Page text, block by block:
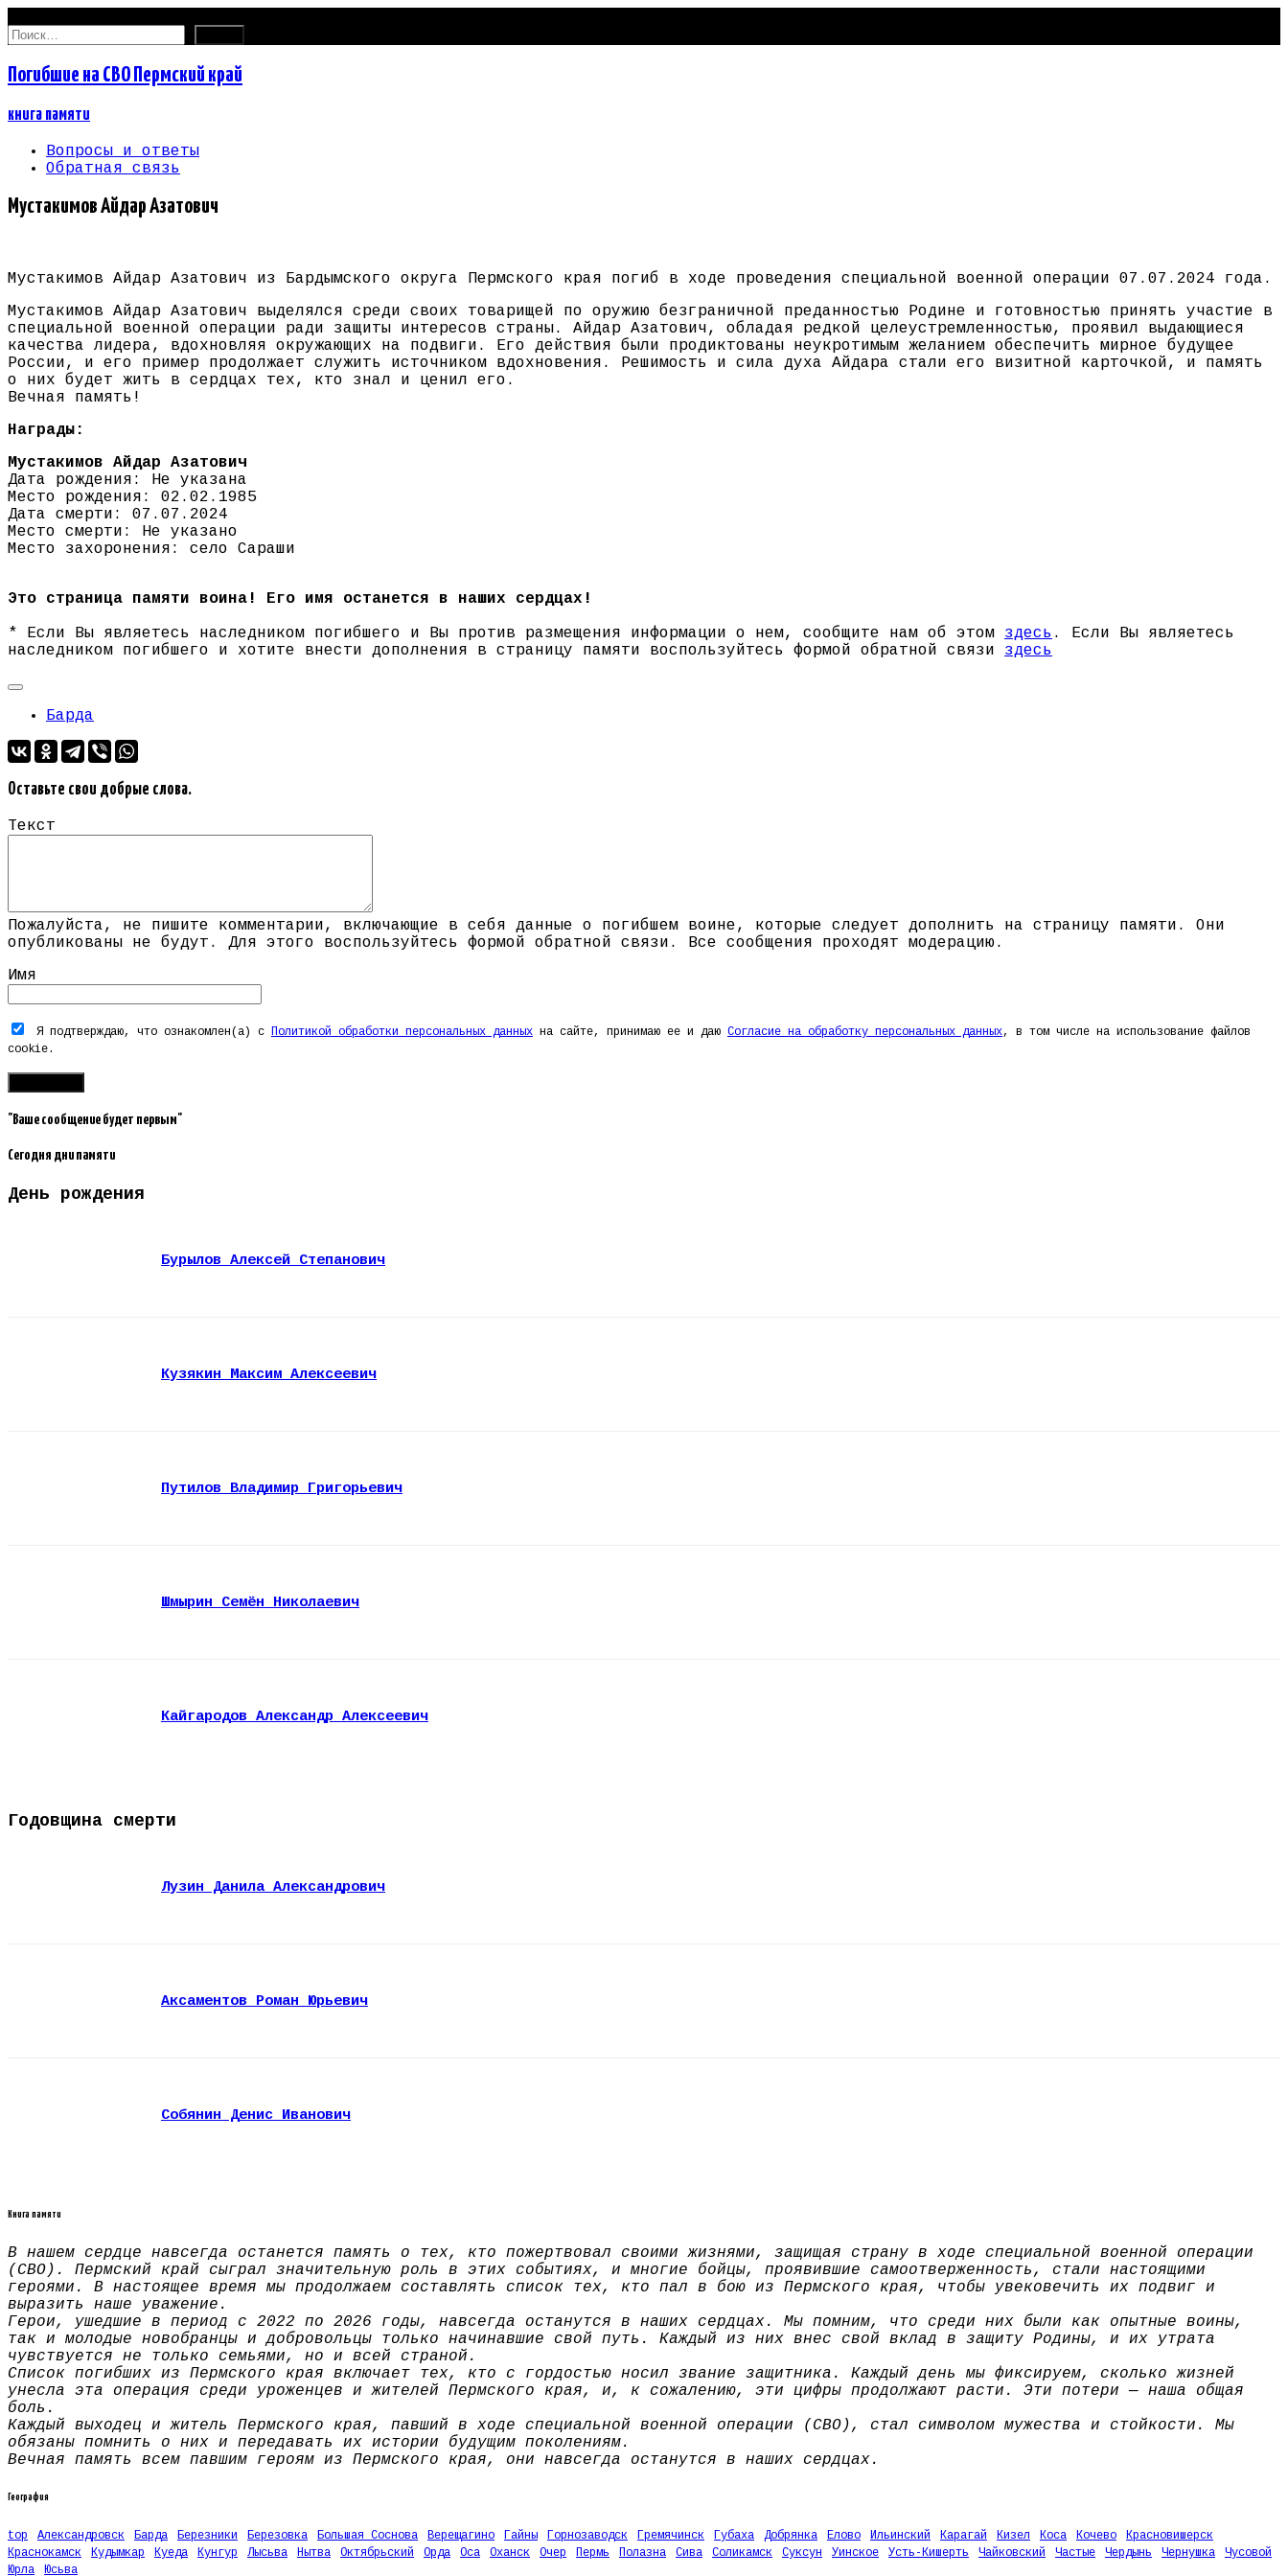
Найти:
Погибшие на СВО Пермский край
книга памяти
Вопросы и ответы
Обратная связь
Мустакимов Айдар Азатович
Мустакимов Айдар Азатович из Бардымского округа Пермского края погиб в ходе проведения специальной военной операции 07.07.2024 года.
Мустакимов Айдар Азатович выделялся среди своих товарищей по оружию безграничной преданностью Родине и готовностью принять участие в
специальной военной операции ради защиты интересов страны. Айдар Азатович, обладая редкой целеустремленностью, проявил выдающиеся
качества лидера, вдохновляя окружающих на подвиги. Его действия были продиктованы неукротимым желанием обеспечить мирное будущее
России, и его пример продолжает служить источником вдохновения. Решимость и сила духа Айдара стали его визитной карточкой, и память
о них будет жить в сердцах тех, кто знал и ценил его.
Вечная память!
Награды:
Мустакимов Айдар Азатович
Дата рождения: Не указана
Место рождения: 02.02.1985
Дата смерти: 07.07.2024
Место смерти: Не указано
Место захоронения: село Сараши
Это страница памяти воина! Его имя останется в наших сердцах!
* Если Вы являетесь наследником погибшего и Вы против размещения информации о нем, сообщите нам об этом здесь . Если Вы являетесь
наследником погибшего и хотите внести дополнения в страницу памяти воспользуйтесь формой обратной связи здесь
Барда
Оставьте свои добрые слова.
Текст
Пожалуйста, не пишите комментарии, включающие в себя данные о погибшем воине, которые следует дополнить на страницу памяти. Они
опубликованы не будут. Для этого воспользуйтесь формой обратной связи. Все сообщения проходят модерацию.
Имя
Я подтверждаю, что ознакомлен(а) с Политикой обработки персональных данных на сайте, принимаю ее и даю Согласие на обработку персональных данных, в том числе на использование файлов
cookie.
"Ваше сообщение будет первым"
Сегодня дни памяти
День рождения
Бурылов Алексей Степанович
Кузякин Максим Алексеевич
Путилов Владимир Григорьевич
Шмырин Семён Николаевич
Кайгародов Александр Алексеевич
Годовщина смерти
Лузин Данила Александрович
Аксаментов Роман Юрьевич
Собянин Денис Иванович
Книга памяти
В нашем сердце навсегда останется память о тех, кто пожертвовал своими жизнями, защищая страну в ходе специальной военной операции
(СВО). Пермский край сыграл значительную роль в этих событиях, и многие бойцы, проявившие самоотверженность, стали настоящими
героями. В настоящее время мы продолжаем составлять список тех, кто пал в бою из Пермского края, чтобы увековечить их подвиг и
выразить наше уважение.
Герои, ушедшие в период с 2022 по 2026 годы, навсегда останутся в наших сердцах. Мы помним, что среди них были как опытные воины,
так и молодые новобранцы и добровольцы только начинавшие свой путь. Каждый из них внес свой вклад в защиту Родины, и их утрата
чувствуется не только семьями, но и всей страной.
Список погибших из Пермского края включает тех, кто с гордостью носил звание защитника. Каждый день мы фиксируем, сколько жизней
унесла эта операция среди уроженцев и жителей Пермского края, и, к сожалению, эти цифры продолжают расти. Эти потери — наша общая
боль.
Каждый выходец и житель Пермского края, павший в ходе специальной военной операции (СВО), стал символом мужества и стойкости. Мы
обязаны помнить о них и передавать их истории будущим поколениям.
Вечная память всем павшим героям из Пермского края, они навсегда останутся в наших сердцах.
География
top Александровск Барда Березники Березовка Большая Соснова Верещагино Гайны Горнозаводск Гремячинск Губаха Добрянка Елово Ильинский Карагай Кизел Коса Кочево
Красновишерск
Краснокамск
Кудымкар Куеда Кунгур Лысьва Нытва Октябрьский Орда Оса Оханск Очер Пермь Полазна Сива Соликамск Суксун Уинское Усть-Кишерть Чайковский Частые Чердынь Чернушка
Чусовой
Юрла
Юсьва